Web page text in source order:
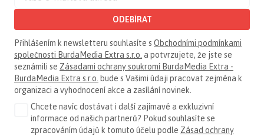
ODEBÍRAT
Přihlášením k newsletteru souhlasíte s Obchodními podmínkami
společnosti BurdaMedia Extra s.r.o. a potvrzujete, že jste se
seznámili se Zásadami ochrany soukromí BurdaMedia Extra -
BurdaMedia Extra s.r.o. bude s Vašimi údaji pracovat zejména k
organizaci a vyhodnocení akce a zasílání novinek.
Chcete navíc dostávat i další zajímavé a exkluzivní
informace od našich partnerů? Pokud souhlasíte se
zpracováním údajů k tomuto účelu podle Zásad ochrany